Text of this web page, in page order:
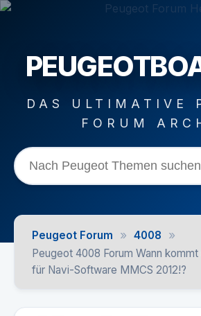
DAS ULTIMATIVE
FORUM
Peugeot Forum » 4008 »
Peugeot 4008 Forum Wann
für Navi-Software MMCS 2012!?